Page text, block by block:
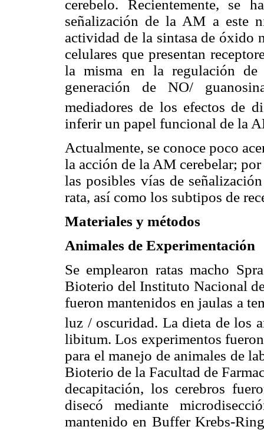
cerebelo. Recientemente, se
señalización de la AM a este
actividad de la sintasa de óxido
celulares que presentan
la misma en la regulación
generación de NO/
mediadores de los efectos de
inferir un papel funcional de la
Actualmente, se conoce poco
la acción de la AM cerebelar;
las posibles vías de
rata, así como los subtipos de
Materiales y métodos
Animales de Experimentación
Se emplearon ratas macho
Bioterio del Instituto Nacional
fueron mantenidos en jaulas a
luz / oscuridad. La dieta de los
libitum. Los experimentos
para el manejo de animales de
Bioterio de la Facultad de
decapitación, los cerebros
disecó mediante
mantenido en Buffer Krebs-